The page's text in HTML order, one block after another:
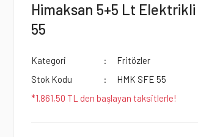
Himaksan 5+5 Lt
55
Kategori
Fritözler
Stok Kodu
HMK SFE 55
*1.861,50 TL den başlayan taksitlerle!